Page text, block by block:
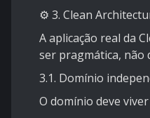
⚙️ 3. Clean
A aplicação real da
ser pragmática, não
3.1. Domínio
O domínio deve